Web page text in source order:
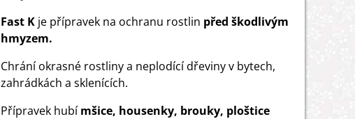
Fast K je přípravek na ochranu rostlin před škodlivým
hmyzem.
Chrání okrasné rostliny a neplodící dřeviny v bytech,
zahrádkách a sklenících.
Přípravek hubímšice, housenky, brouky, ploštice